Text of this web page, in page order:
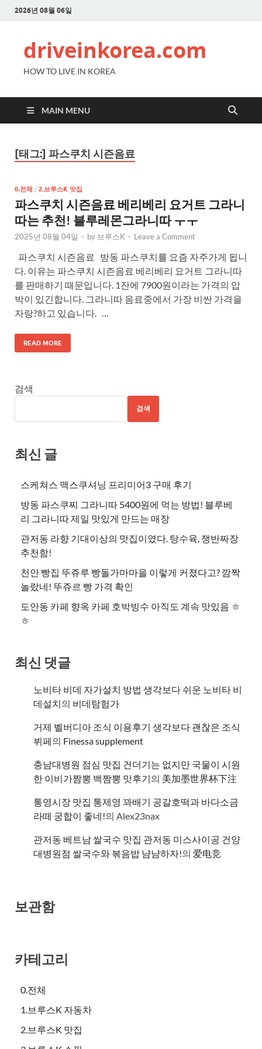
2026년 08월 06일
driveinkorea.com
HOW TO LIVE IN KOREA
MAIN MENU
[태그:] 파스쿠치 시즌음료
0.전체 / 2.브루스K 맛집
파스쿠치 시즌음료 베리베리 요거트 그라니
따는 추천! 블루레몬그라니따 ㅜㅜ
2025년 08월 04일 - by 브루스K - Leave a Comment
파스쿠치 시즌음료 방동 파스쿠치를 요즘 자주가게 됩니
다. 이유는 파스쿠치 시즌음료 베리베리 요거트 그라니따
를 판매하기 때문입니다. 1잔에 7900원이라는 가격의 압
박이 있긴합니다. 그라니따 음료중에서 가장 비싼 가격을
자랑?하고 있습니다. …
READ MORE
검색
검색
최신 글
스케쳐스 맥스쿠셔닝 프리미어3 구매 후기
방동 파스쿠찌 그라니따 5400원에 먹는 방법! 블루베
리 그라니따 제일 맛있게 만드는 매장
관저동 라향 기대이상의 맛집이였다. 탕수육, 쟁반짜장
추천함!
천안 빵집 뚜쥬루 빵돌가마마을 이렇게 커졌다고? 깜짝
놀랐네! 뚜쥬르 빵 가격 확인
도안동 카페 향옥 카페 호박빙수 아직도 계속 맛있음 ㅎ
ㅎ
최신 댓글
노비타 비데 자가설치 방법 생각보다 쉬운 노비타 비
데설치의 비데탐험가
거제 벨버디아 조식 이용후기 생각보다 괜찮은 조식
뷔페의 ​Finessa supplement
충남대병원 점심 맛집 건더기는 없지만 국물이 시원
한 이비가짬뽕 백짬뽕 맛후기의 美加墨世界杯下注
통영시장 맛집 통제영 꽈배기 공갈호떡과 바다소금
라떼 궁합이 좋네!의 Alex23nax
관저동 베트남 쌀국수 맛집 관저동 미스사이공 건양
대병원점 쌀국수와 볶음밥 냠냠하자!의 爱电竞
보관함
카테고리
0.전체
1.브루스K 자동차
2.브루스K 맛집